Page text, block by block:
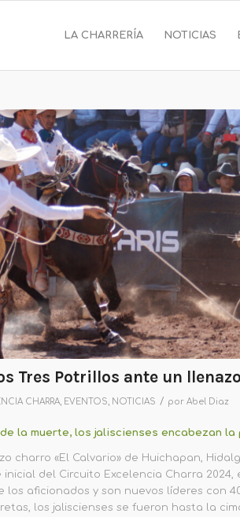
LA CHARRERÍA NOTICIAS
Tres Potrillos ante un
CHARRA EVENTOS NOTICIAS / por Abel Diaz
la muerte, los jaliscienses encabezan la
charro «El Calvario» de Huichapan,
del Circuito Excelencia Charra
los aficionados y son nuevos líderes con
los jaliscienses se fueron hasta la